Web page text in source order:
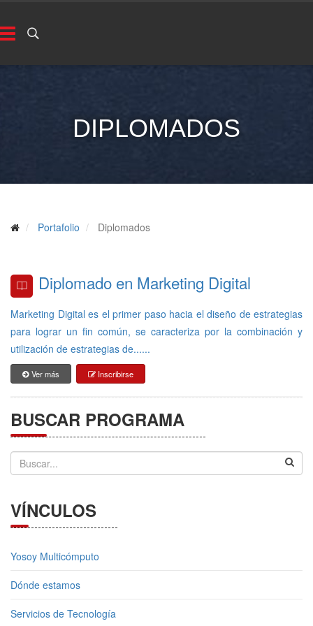
DIPLOMADOS
Portafolio Diplomados
Diplomado en Marketing Digital
Marketing Digital es el primer paso hacia el diseño de estrategias
para lograr un fin común, se caracteriza por la combinación y
utilización de estrategias de......
Ver más Inscribirse
BUSCAR PROGRAMA
VÍNCULOS
Yosoy Multicómputo
Dónde estamos
Servicios de Tecnología